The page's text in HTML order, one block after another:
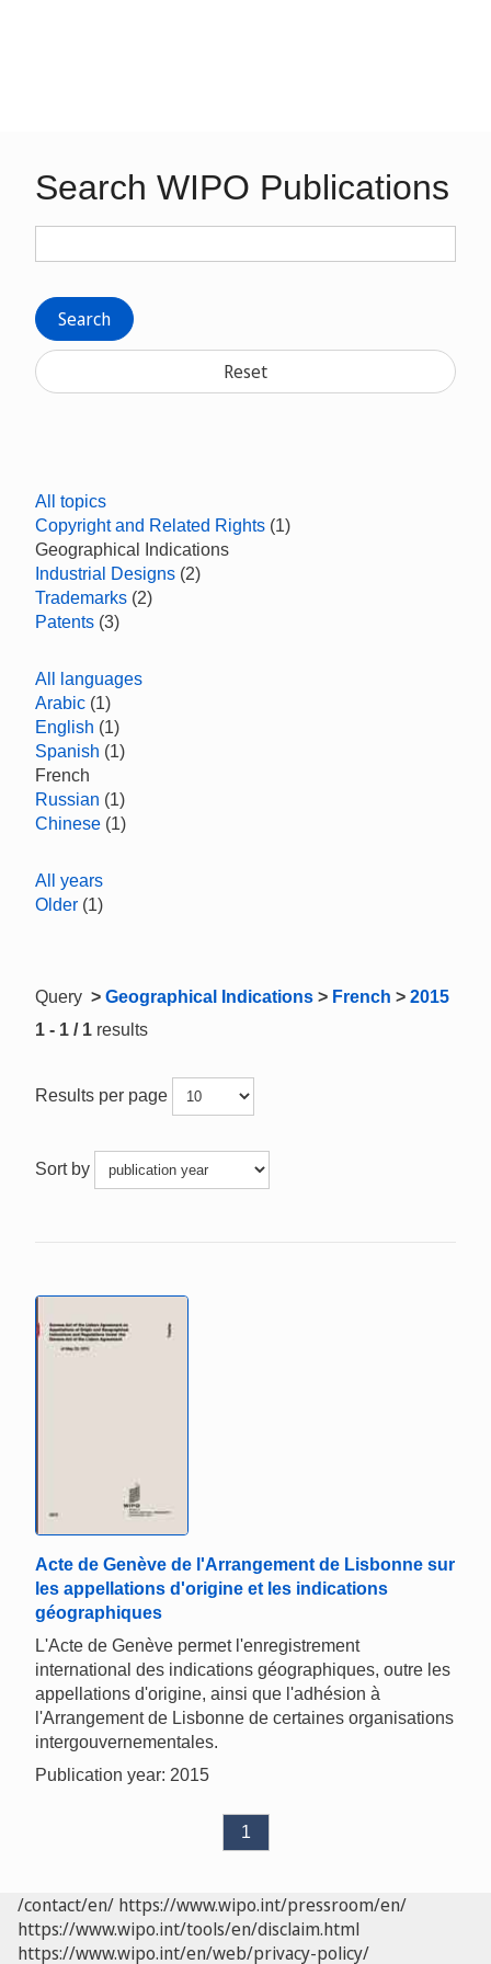
Search WIPO Publications
Search
Reset
All topics
Copyright and Related Rights (1)
Geographical Indications
Industrial Designs (2)
Trademarks (2)
Patents (3)
All languages
Arabic (1)
English (1)
Spanish (1)
French
Russian (1)
Chinese (1)
All years
Older (1)
Query > Geographical Indications > French > 2015
1 - 1 / 1 results
Results per page
Sort by
Acte de Genève de l'Arrangement de Lisbonne sur
les appellations d'origine et les indications
géographiques
L'Acte de Genève permet l'enregistrement
international des indications géographiques, outre les
appellations d'origine, ainsi que l'adhésion à
l'Arrangement de Lisbonne de certaines organisations
intergouvernementales.
Publication year: 2015
1
/contact/en/ https://www.wipo.int/pressroom/en/
https://www.wipo.int/tools/en/disclaim.html
https://www.wipo.int/en/web/privacy-policy/